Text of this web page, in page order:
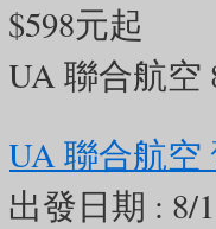
#choliday
卡熱點#海
0 0 0
$598元起
UA 聯合航空
UA 聯合航空
出發日期 : 8/